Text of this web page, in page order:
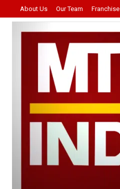
About Us Our Team Franchise